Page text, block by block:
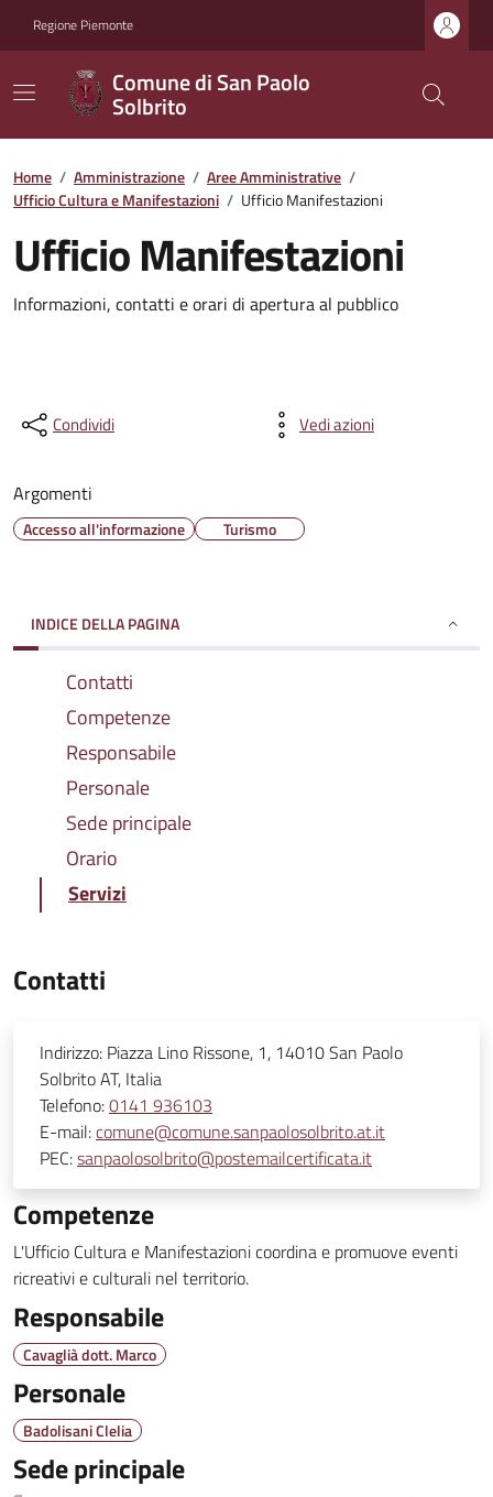
Regione Piemonte
Comune di San Paolo
Solbrito
Home / Amministrazione / Aree Amministrative /
Ufficio Cultura e Manifestazioni / Ufficio Manifestazioni
Ufficio Manifestazioni
Informazioni, contatti e orari di apertura al pubblico
Condividi Vedi azioni
Argomenti
Accesso all'informazione Turismo
INDICE DELLA PAGINA
Contatti
Competenze
Responsabile
Personale
Sede principale
Orario
Servizi
Contatti
Indirizzo: Piazza Lino Rissone, 1, 14010 San Paolo
Solbrito AT, Italia
Telefono:0141 936103
E-mail:comune@comune.sanpaolosolbrito.at.it
PEC:sanpaolosolbrito@postemailcertificata.it
Competenze
L'Ufficio Cultura e Manifestazioni coordina e promuove eventi
ricreativi e culturali nel territorio.
Responsabile
Cavaglià dott. Marco
Personale
Badolisani Clelia
Sede principale